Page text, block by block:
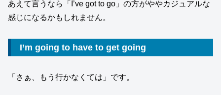
あえて言うなら「I’ve got to go」の方がややカジュアルな
感じになるかもしれません。
I’m going to have to get going
「さぁ、もう行かなくては」です。